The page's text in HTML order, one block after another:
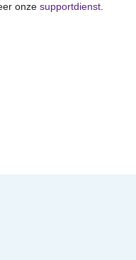
onze supportdienst.